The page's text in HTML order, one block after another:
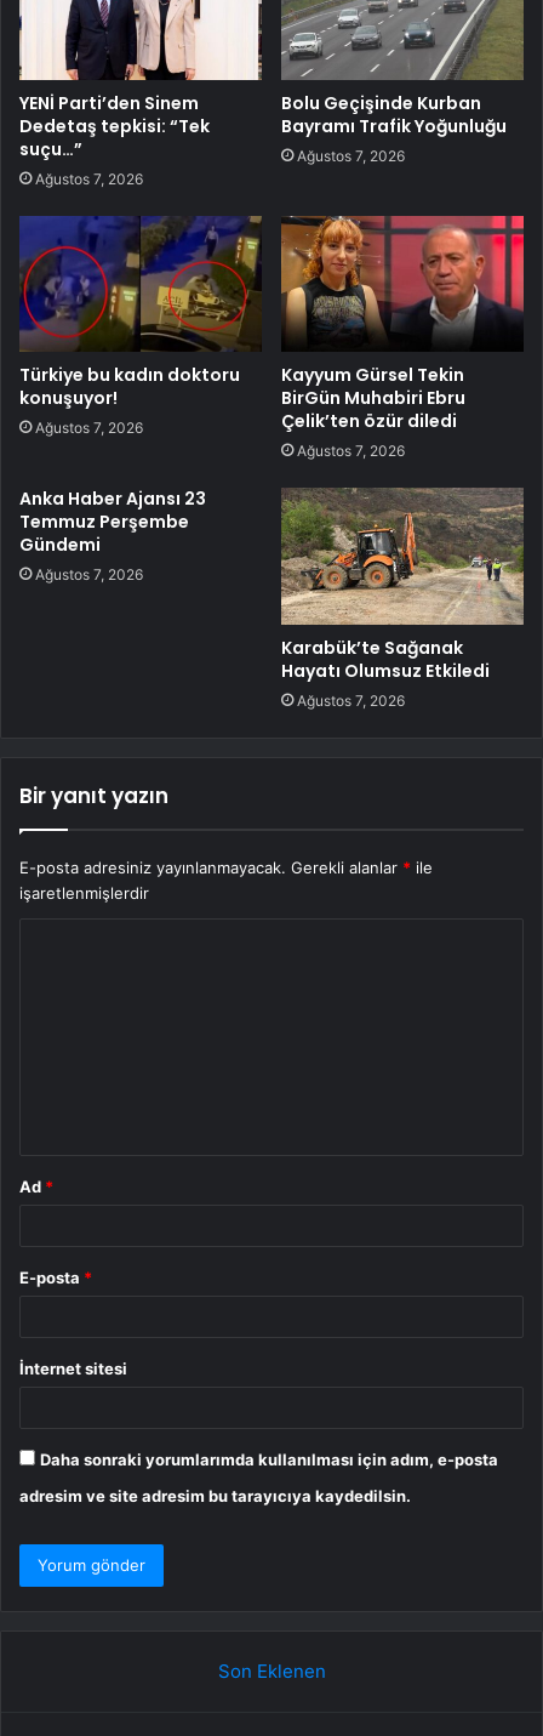
YENİ Parti’den Sinem
Dedetaş tepkisi: “Tek
suçu…”
Ağustos 7, 2026
Bolu Geçişinde Kurban
Bayramı Trafik Yoğunluğu
Ağustos 7, 2026
Türkiye bu kadın doktoru
konuşuyor!
Ağustos 7, 2026
Kayyum Gürsel Tekin
BirGün Muhabiri Ebru
Çelik’ten özür diledi
Ağustos 7, 2026
Anka Haber Ajansı 23
Temmuz Perşembe
Gündemi
Ağustos 7, 2026
Karabük’te Sağanak
Hayatı Olumsuz Etkiledi
Ağustos 7, 2026
Bir yanıt yazın
E-posta adresiniz yayınlanmayacak. Gerekli alanlar * ile
işaretlenmişlerdir
Ad *
E-posta *
İnternet sitesi
Daha sonraki yorumlarımda kullanılması için adım, e-posta
adresim ve site adresim bu tarayıcıya kaydedilsin.
Son Eklenen